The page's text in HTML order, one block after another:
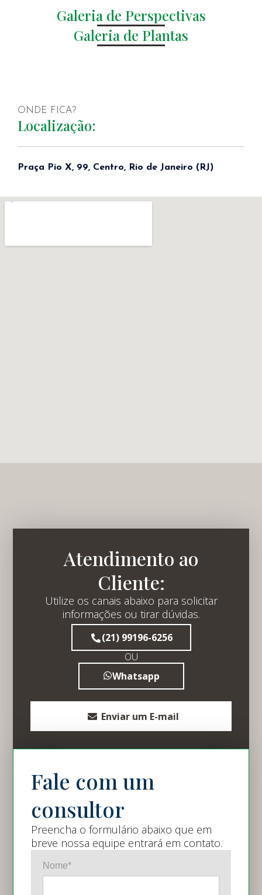
Galeria de Perspectivas
Galeria de Plantas
ONDE FICA?
Localização:
Praça Pio X, 99, Centro, Rio de Janeiro (RJ)
Fale com um
consultor
Preencha o formulário abaixo que em
breve nossa equipe entrará em contato.
Nome*
Atendimento ao
Cliente:
Utilize os canais abaixo para solicitar
informações ou tirar dúvidas.
(21) 99196-6256
OU
Whatsapp
Enviar um E-mail